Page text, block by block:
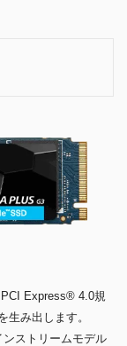
Express® 4.0規
生み出します。
ストリームモデル